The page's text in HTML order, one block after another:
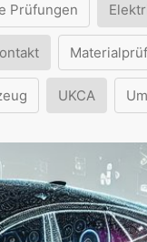
Prüfungen
UKCA